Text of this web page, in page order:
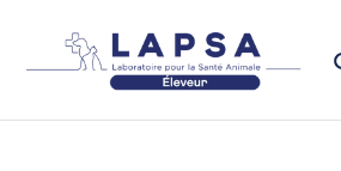
contenu